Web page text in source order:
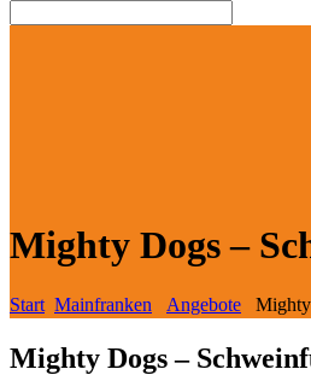
Mighty Dogs –
Start Mainfranken Angebote
Mighty Dogs –